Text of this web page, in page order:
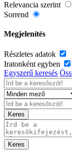
Relevancia szerint
Sorrend
Megjelenítés
Részletes adatok
Iratonként egyben
Egyszerű keresés
Keres
Keres